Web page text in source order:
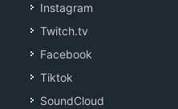
Instagram
Twitch.tv
Facebook
Tiktok
SoundCloud